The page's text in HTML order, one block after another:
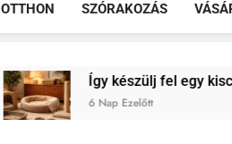
OTTHON SZÓRAKOZÁS
Így készülj fel egy kiscica érkezésére
6 Nap Ezelőtt